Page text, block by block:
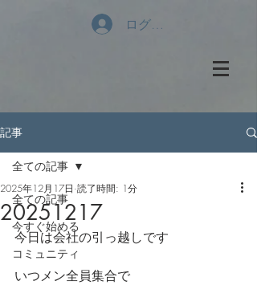
ログイン
記事
全ての記事
今すぐ始める
コミュニティ
全ての記事
20251217
2025年12月17日 読了時間: 1分
今日は会社の引っ越しです
いつメン全員集合で